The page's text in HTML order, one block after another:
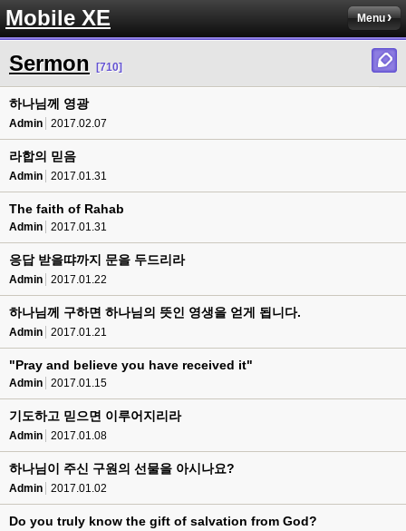
Mobile XE Menu
Sermon [710]
하나님께 영광
Admin 2017.02.07
라합의 믿음
Admin 2017.01.31
The faith of Rahab
Admin 2017.01.31
응답 받을땨까지 문을 두드리라
Admin 2017.01.22
하나님께 구하면 하나님의 뜻인 영생을 얻게 됩니다.
Admin 2017.01.21
"Pray and believe you have received it"
Admin 2017.01.15
기도하고 믿으면 이루어지리라
Admin 2017.01.08
하나님이 주신 구원의 선물을 아시나요?
Admin 2017.01.02
Do you truly know the gift of salvation from God?